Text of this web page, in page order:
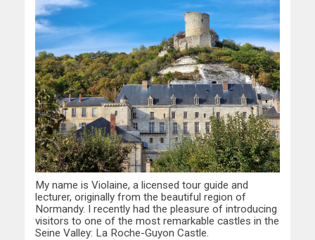
My name is Violaine, a licensed tour guide and
lecturer, originally from the beautiful region of
Normandy. I recently had the pleasure of introducing
visitors to one of the most remarkable castles in the
Seine Valley: La Roche-Guyon Castle.